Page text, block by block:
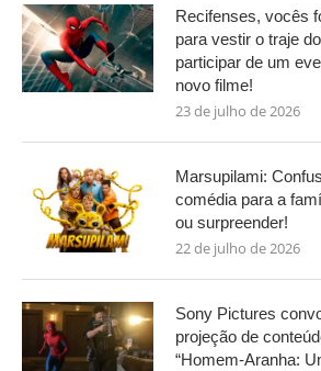
Recifenses, vocês
para vestir o traje
participar de um
novo filme!
23 de julho de 2026
Marsupilami:
comédia para a
ou surpreender!
22 de julho de 2026
Sony Pictures
projeção de
“Homem-Aranha: